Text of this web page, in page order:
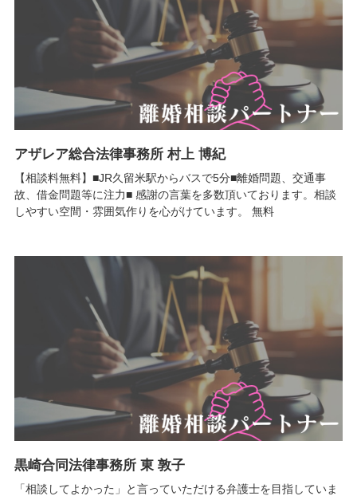
アザレア総合法律事務所 村上 博紀
【相談料無料】■JR久留米駅からバスで5分■離婚問題、交通事
故、借金問題等に注力■ 感謝の言葉を多数頂いております。相談
しやすい空間・雰囲気作りを心がけています。 無料
黒崎合同法律事務所 東 敦子
「相談してよかった」と言っていただける弁護士を目指していま